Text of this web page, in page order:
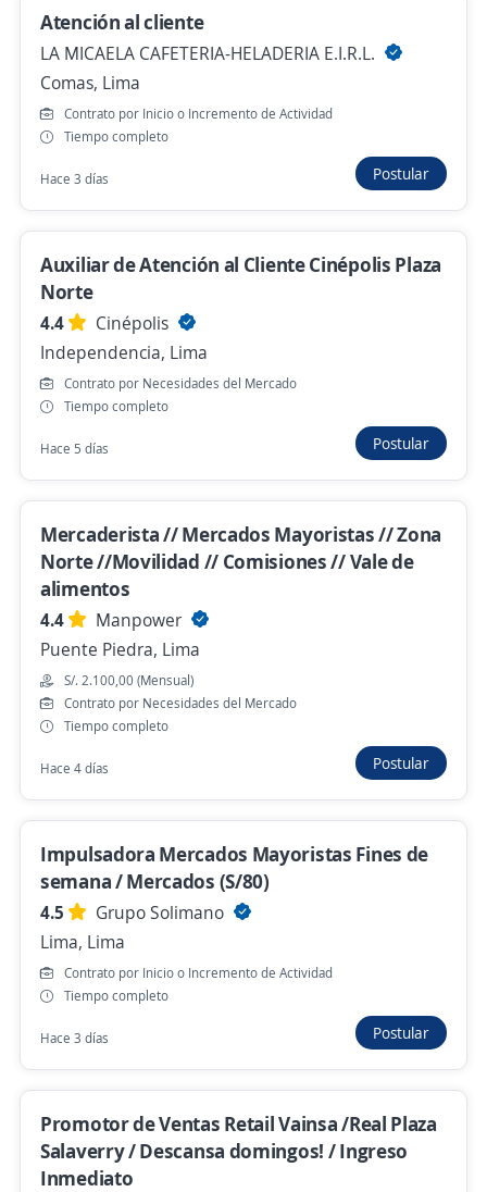
S/. 1.230,00 (Mensual)
Hace 17 minutos
Técnico de Laboratorio con experiencia en
Anatomía Patológica / Sede Surco / AUNA
Surquillo, Lima
Hace 17 minutos
Urgente !! Operarios de limpieza para
trabajar en gimnasio de la Molina
4,2
EULEN del Perú
Hace 21 minutos
Operario de limpieza para trabajar en
Colegio de la Molina
4,2
EULEN del Perú
Santa Anita, Lima
S/. 1.300,00 (Mensual)
¡Trabaja con BBVA! Call Center ventas /
Planilla Completa / Sueldo fijo + Comisiones
S/3000
3,2
Impulsate
San Martin De Porres, Lima
Hace 11 minutos
4,2
Mambrino Restaurantes
Miraflores, Lima
Hace 11 minutos
Atención al cliente
LA MICAELA CAFETERIA-HELADERIA E.I.R.L.
Comas, Lima
Contrato por Inicio o Incremento de Actividad
Tiempo completo
Hace 3 días Postular
Auxiliar de Atención al Cliente Cinépolis Plaza
Norte
4.4
Cinépolis
Independencia, Lima
Contrato por Necesidades del Mercado
Tiempo completo
Hace 5 días Postular
Mercaderista // Mercados Mayoristas // Zona
Norte //Movilidad // Comisiones // Vale de
alimentos
4.4
Manpower
Puente Piedra, Lima
S/. 2.100,00 (Mensual)
Contrato por Necesidades del Mercado
Tiempo completo
Hace 4 días Postular
Impulsadora Mercados Mayoristas Fines de
semana / Mercados (S/80)
4.5
Grupo Solimano
Lima, Lima
Contrato por Inicio o Incremento de Actividad
Tiempo completo
Hace 3 días Postular
Promotor de Ventas Retail Vainsa /Real Plaza
Salaverry / Descansa domingos! / Ingreso
Inmediato